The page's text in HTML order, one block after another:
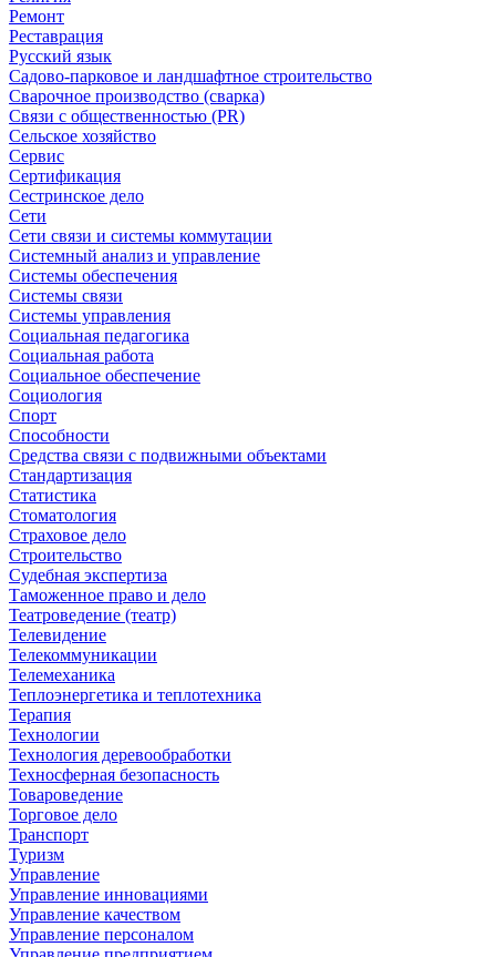
Ремонт
Реставрация
Русский язык
Садово-парковое и ландшафтное строительство
Сварочное производство (сварка)
Связи с общественностью (PR)
Сельское хозяйство
Сервис
Сертификация
Сестринское дело
Сети
Сети связи и системы коммутации
Системный анализ и управление
Системы обеспечения
Системы связи
Системы управления
Социальная педагогика
Социальная работа
Социальное обеспечение
Социология
Спорт
Способности
Средства связи с подвижными объектами
Стандартизация
Статистика
Стоматология
Страховое дело
Строительство
Судебная экспертиза
Таможенное право и дело
Театроведение (театр)
Телевидение
Телекоммуникации
Телемеханика
Теплоэнергетика и теплотехника
Терапия
Технологии
Технология деревообработки
Техносферная безопасность
Товароведение
Торговое дело
Транспорт
Туризм
Управление
Управление инновациями
Управление качеством
Управление персоналом